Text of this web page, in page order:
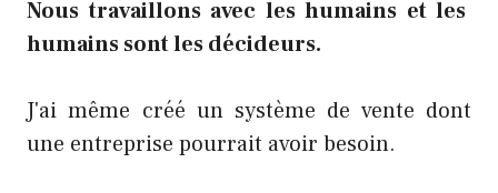
Nous travaillons avec les humains et les
humains sont les décideurs.
J'ai même créé un système de vente dont
une entreprise pourrait avoir besoin.